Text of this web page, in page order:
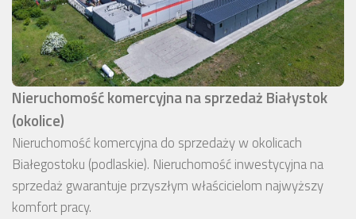
Nieruchomość komercyjna na sprzedaż Białystok
(okolice)
Nieruchomość komercyjna do sprzedaży w okolicach
Białegostoku (podlaskie). Nieruchomość inwestycyjna na
sprzedaż gwarantuje przyszłym właścicielom najwyższy
komfort pracy.